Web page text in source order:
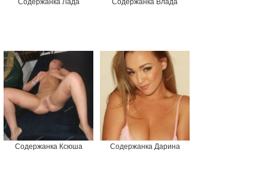
Содержанка Ксюша Содержанка Дарина